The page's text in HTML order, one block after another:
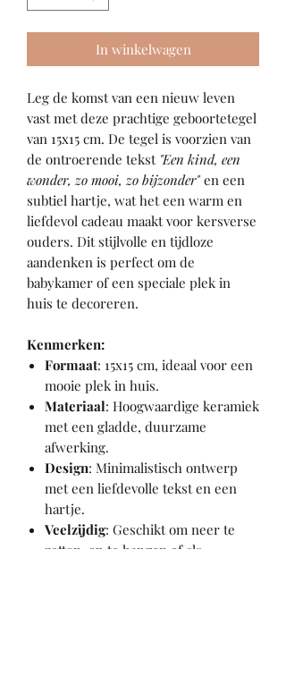
In winkelwagen
Leg de komst van een nieuw leven
vast met deze prachtige geboortetegel
van 15x15 cm. De tegel is voorzien van
de ontroerende tekst "Een kind, een
wonder, zo mooi, zo bijzonder" en een
subtiel hartje, wat het een warm en
liefdevol cadeau maakt voor kersverse
ouders. Dit stijlvolle en tijdloze
aandenken is perfect om de
babykamer of een speciale plek in
huis te decoreren.
Kenmerken:
Formaat: 15x15 cm, ideaal voor een
mooie plek in huis.
Materiaal: Hoogwaardige keramiek
met een gladde, duurzame
afwerking.
Design: Minimalistisch ontwerp
met een liefdevolle tekst en een
hartje.
Veelzijdig: Geschikt om neer te
zetten, op te hangen of als